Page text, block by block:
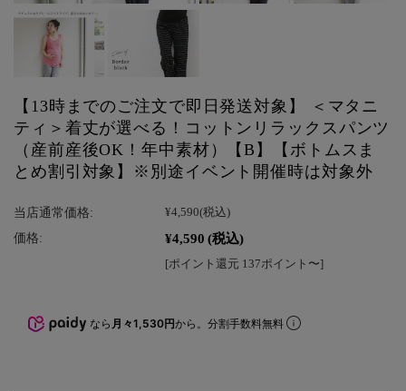
【13時までのご注文で即日発送対象】 ＜マタニ
ティ＞着丈が選べる！コットンリラックスパンツ
（産前産後OK！年中素材）【B】【ボトムスま
とめ割引対象】※別途イベント開催時は対象外
当店通常価格: ¥4,590(税込)
価格: ¥4,590 (税込)
[ポイント還元 137ポイント〜]
なら 月々1,530円から。分割手数料無料